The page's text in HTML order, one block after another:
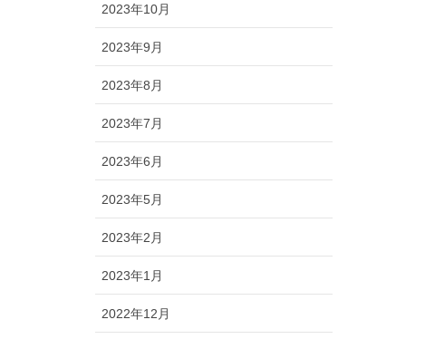
2023年10月
2023年9月
2023年8月
2023年7月
2023年6月
2023年5月
2023年2月
2023年1月
2022年12月